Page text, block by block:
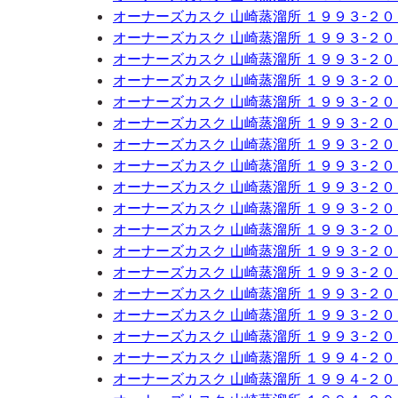
オーナーズカスク 山崎蒸溜所 １９９３-２
オーナーズカスク 山崎蒸溜所 １９９３-２
オーナーズカスク 山崎蒸溜所 １９９３-２
オーナーズカスク 山崎蒸溜所 １９９３-２
オーナーズカスク 山崎蒸溜所 １９９３-２
オーナーズカスク 山崎蒸溜所 １９９３-２
オーナーズカスク 山崎蒸溜所 １９９３-２
オーナーズカスク 山崎蒸溜所 １９９３-２
オーナーズカスク 山崎蒸溜所 １９９３-２
オーナーズカスク 山崎蒸溜所 １９９３-２
オーナーズカスク 山崎蒸溜所 １９９３-２
オーナーズカスク 山崎蒸溜所 １９９３-２
オーナーズカスク 山崎蒸溜所 １９９３-２
オーナーズカスク 山崎蒸溜所 １９９３-２
オーナーズカスク 山崎蒸溜所 １９９３-２
オーナーズカスク 山崎蒸溜所 １９９３-２
オーナーズカスク 山崎蒸溜所 １９９４-２
オーナーズカスク 山崎蒸溜所 １９９４-２